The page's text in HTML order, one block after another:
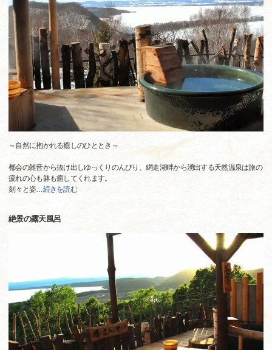
～自然に抱かれる癒しのひととき～
都会の雑音から抜け出しゆっくりのんびり、網走湖畔から湧出する天然温泉は旅の
疲れの心も躰も癒してくれます。
刻々と姿…続きを読む
絶景の露天風呂